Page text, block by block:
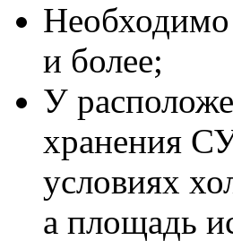
и более;
У
хранения
условиях
а площадь